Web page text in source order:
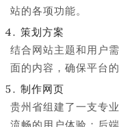
站的各项功能。
策划方案
结合网站主题和用户
面的内容，确保平台的
制作网页
贵州省组建了一支专